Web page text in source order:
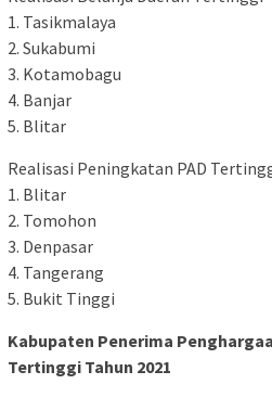
1. Tasikmalaya
2. Sukabumi
3. Kotamobagu
4. Banjar
5. Blitar
Realisasi Peningkatan PAD
1. Blitar
2. Tomohon
3. Denpasar
4. Tangerang
5. Bukit Tinggi
Kabupaten Penerima
Tertinggi Tahun 2021